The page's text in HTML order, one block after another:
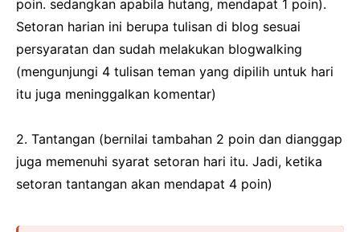
poin. sedangkan apabila hutang, mendapat 1 poin).
Setoran harian ini berupa tulisan di blog sesuai
persyaratan dan sudah melakukan blogwalking
(mengunjungi 4 tulisan teman yang dipilih untuk hari
itu juga meninggalkan komentar)
2. Tantangan (bernilai tambahan 2 poin dan dianggap
juga memenuhi syarat setoran hari itu. Jadi, ketika
setoran tantangan akan mendapat 4 poin)